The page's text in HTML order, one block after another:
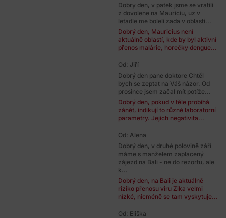
Dobry den, v patek jsme se vratili
z dovolene na Mauriciu, uz v
letadle me boleli zada v oblasti...
Dobrý den, Mauricius není
aktuálně oblastí, kde by byl aktivní
přenos malárie, horečky dengue...
Od: Jiří
Dobrý den pane doktore Chtěl
bych se zeptat na Váš názor. Od
prosince jsem začal mít potíže...
Dobrý den, pokud v těle probíhá
zánět, indikují to různé laboratorní
parametry. Jejich negativita...
Od: Alena
Dobrý den, v druhé polovině září
máme s manželem zaplacený
zájezd na Bali - ne do rezortu, ale
k...
Dobrý den, na Bali je aktuálně
riziko přenosu viru Zika velmi
nízké, nicméně se tam vyskytuje...
Od: Eliška